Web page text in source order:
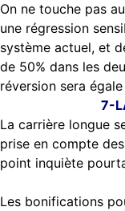
On ne touche pas
une régression
système actuel, et
de 50% dans les
réversion sera
7-
La carrière longue
prise en compte
point inquiète
Les bonifications